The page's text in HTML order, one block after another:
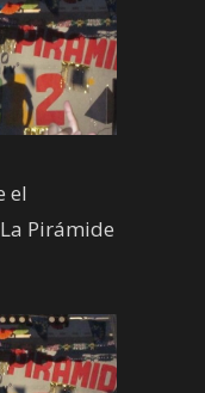
el
Pirámide